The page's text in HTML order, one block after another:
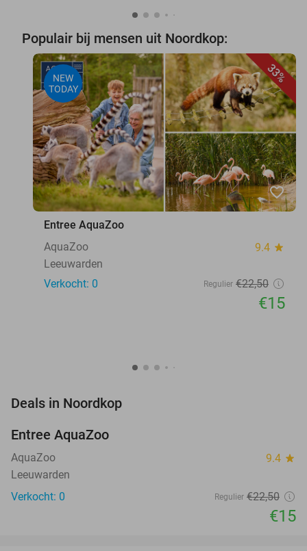
Populair bij mensen uit Noordkop:
33%
NEW
TODAY
favorite_border
Entree AquaZoo
AquaZoo
9.4 star
Leeuwarden
Verkocht: 0
Regulier €22,50
€15
Deals in Noordkop
TODAY
Entree AquaZoo
AquaZoo 9.4 star
Leeuwarden
Verkocht: 0
Regulier €22,50
€15